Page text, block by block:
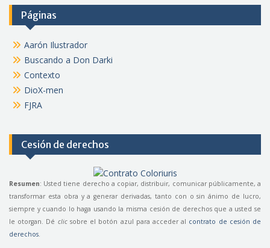
Páginas
Aarón Ilustrador
Buscando a Don Darki
Contexto
DioX-men
FJRA
Cesión de derechos
Resumen: Usted tiene derecho a copiar, distribuir, comunicar públicamente, a
transformar esta obra y a generar derivadas, tanto con o sin ánimo de lucro,
siempre y cuando lo haga usando la misma cesión de derechos que a usted se
le otorgan. Dé clicsobre el botón azul para acceder al contrato de cesión de
derechos